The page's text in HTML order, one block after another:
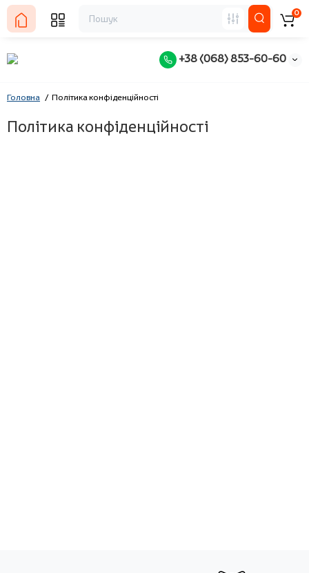
+38 (068) 853-60-60
0
Головна Політика конфіденційності
Політика конфіденційності